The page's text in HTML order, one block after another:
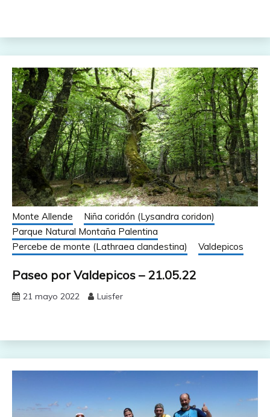
Monte Allende
Niña coridón (Lysandra coridon)
Parque Natural Montaña Palentina
Percebe de monte (Lathraea clandestina)
Valdepicos
Paseo por Valdepicos – 21.05.22
21 mayo 2022 Luisfer